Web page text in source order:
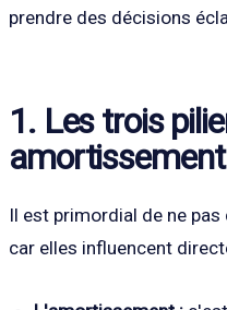
prendre des décisions
1. Les trois
amortissement
Il est primordial de ne
car elles influencent